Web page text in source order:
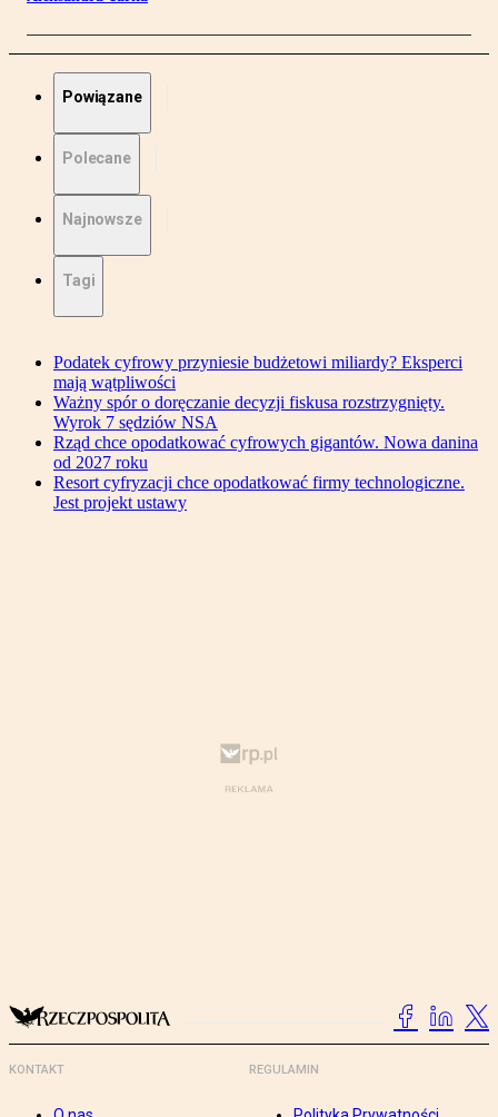
Powiązane
Polecane
Najnowsze
Tagi
Podatek cyfrowy przyniesie budżetowi miliardy? Eksperci
mają wątpliwości
Ważny spór o doręczanie decyzji fiskusa rozstrzygnięty.
Wyrok 7 sędziów NSA
Rząd chce opodatkować cyfrowych gigantów. Nowa danina
od 2027 roku
Resort cyfryzacji chce opodatkować firmy technologiczne.
Jest projekt ustawy
KONTAKT REGULAMIN